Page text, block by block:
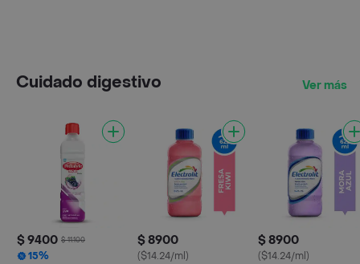
Cuidado digestivo Ver más
$ 9400 $ 11.100
15%
$ 8900
($14.24/ml)
$ 8900
($14.24/ml)